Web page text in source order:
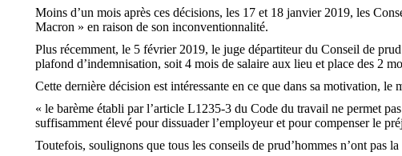
Moins d’un mois après ces décisions, les 17 et 18 janvier 2019, les
Macron » en raison de son inconventionnalité.
Plus récemment, le 5 février 2019, le juge départiteur du Conseil de
plafond d’indemnisation, soit 4 mois de salaire aux lieu et place des 2
Cette dernière décision est intéressante en ce que dans sa motivation, le
« le barème établi par l’article L1235-3 du Code du travail ne permet
suffisamment élevé pour dissuader l’employeur et pour compenser le
Toutefois, soulignons que tous les conseils de prud’hommes n’ont pas